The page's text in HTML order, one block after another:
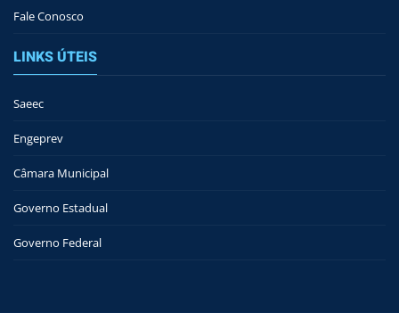
Fale Conosco
LINKS ÚTEIS
Saeec
Engeprev
Câmara Municipal
Governo Estadual
Governo Federal